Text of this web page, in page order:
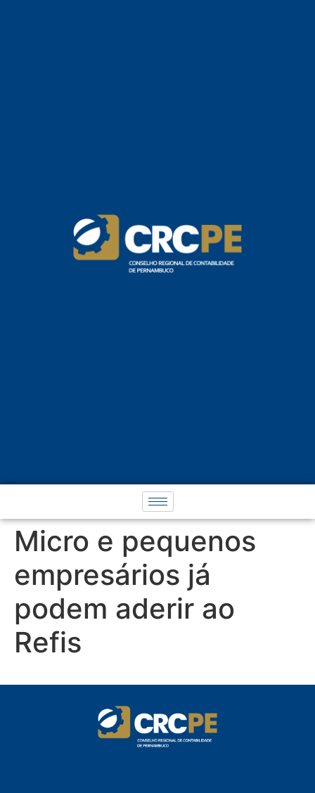
Micro e pequenos
empresários já
podem aderir ao
Refis